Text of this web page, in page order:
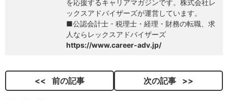
を応援するキャリアマガジンです。株式会社レ
ックスアドバイザーズが運営しています。
■公認会計士・税理士・経理・財務の転職、求
人ならレックスアドバイザーズ
https://www.career-adv.jp/
前の記事 次の記事